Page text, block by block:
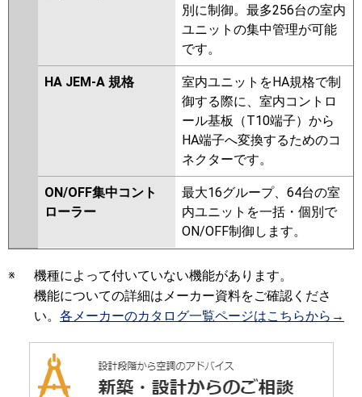
別に制御。最多256台の室内
ユニットの集中管理が可能
です。
HA JEM-A 規格
室内ユニットをHA規格で制
御する際に、室内コントロ
ール基板（T10端子）から
HA端子へ変換するためのコ
ネクターです。
ON/OFF集中コント
ローラー
最大16グループ、64台の室
内ユニットを一括・個別で
ON/OFF制御します。
※
機種によって付いていない機能があります。
機能についての詳細はメーカー資料をご確認くださ
い。 各メーカーのカタログ一覧ページはこちらから→